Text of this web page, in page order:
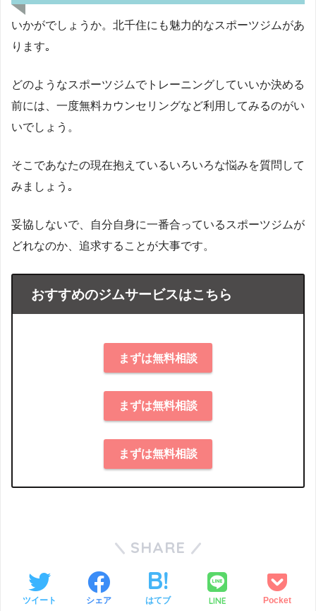
いかがでしょうか。北千住にも魅力的なスポーツジムがあ
ります｡
どのようなスポーツジムでトレーニングしていいか決める
前には、一度無料カウンセリングなど利用してみるのがい
いでしょう。
そこであなたの現在抱えているいろいろな悩みを質問して
みましょう｡
妥協しないで、自分自身に一番合っているスポーツジムが
どれなのか、追求することが大事です。
おすすめのジムサービスはこちら
まずは無料相談
まずは無料相談
まずは無料相談
SHARE
ツイート シェア はてブ LINE Pocket